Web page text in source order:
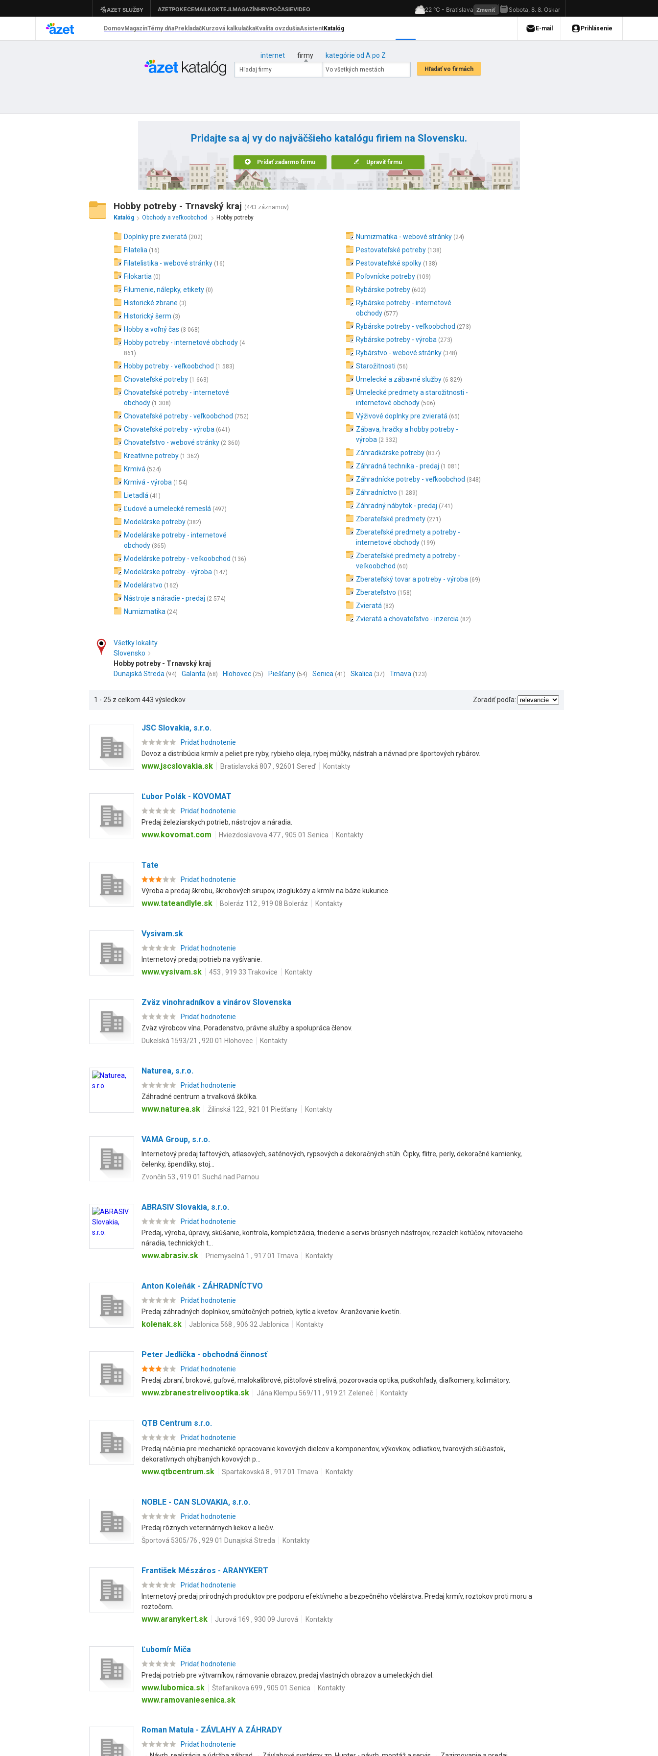
internet firmy kategórie od A po Z
Pridajte sa aj vy do najväčšieho katalógu firiem na Slovensku.
Pridať zadarmo firmu Upraviť firmu
Hobby potreby - Trnavský kraj (443 záznamov)
Katalóg
Obchody a veľkoobchod Hobby potreby
Doplnky pre zvieratá (202)
Filatelia (16)
Filatelistika - webové stránky (16)
Filokartia (0)
Filumenie, nálepky, etikety (0)
Historické zbrane (3)
Historický šerm (3)
Hobby a voľný čas (3 068)
Hobby potreby - internetové obchody (4
861)
Hobby potreby - veľkoobchod (1 583)
Chovateľské potreby (1 663)
Chovateľské potreby - internetové
obchody (1 308)
Chovateľské potreby - veľkoobchod (752)
Chovateľské potreby - výroba (641)
Chovateľstvo - webové stránky (2 360)
Kreatívne potreby (1 362)
Krmivá (524)
Krmivá - výroba (154)
Lietadlá (41)
Ľudové a umelecké remeslá (497)
Modelárske potreby (382)
Modelárske potreby - internetové
obchody (365)
Modelárske potreby - veľkoobchod (136)
Modelárske potreby - výroba (147)
Modelárstvo (162)
Nástroje a náradie - predaj (2 574)
Numizmatika (24)
Numizmatika - webové stránky (24)
Pestovateľské potreby (138)
Pestovateľské spolky (138)
Poľovnícke potreby (109)
Rybárske potreby (602)
Rybárske potreby - internetové
obchody (577)
Rybárske potreby - veľkoobchod (273)
Rybárske potreby - výroba (273)
Rybárstvo - webové stránky (348)
Starožitnosti (56)
Umelecké a zábavné služby (6 829)
Umelecké predmety a starožitnosti -
internetové obchody (506)
Výživové doplnky pre zvieratá (65)
Zábava, hračky a hobby potreby -
výroba (2 332)
Záhradkárske potreby (837)
Záhradná technika - predaj (1 081)
Záhradnícke potreby - veľkoobchod (348)
Záhradníctvo (1 289)
Záhradný nábytok - predaj (741)
Zberateľské predmety (271)
Zberateľské predmety a potreby -
internetové obchody (199)
Zberateľské predmety a potreby -
veľkoobchod (60)
Zberateľský tovar a potreby - výroba (69)
Zberateľstvo (158)
Zvieratá (82)
Zvieratá a chovateľstvo - inzercia (82)
Všetky lokality
Slovensko
Hobby potreby - Trnavský kraj
Dunajská Streda (94) Galanta (68) Hlohovec (25) Piešťany (54) Senica (41) Skalica (37) Trnava (123)
1 - 25 z celkom 443 výsledkov Zoradiť podľa:
JSC Slovakia, s.r.o.
Pridať hodnotenie
Dovoz a distribúcia krmív a peliet pre ryby, rybieho oleja, rybej múčky, nástrah a návnad pre športových rybárov.
www.jscslovakia.sk Bratislavská 807 , 92601 Sereď Kontakty
Ľubor Polák - KOVOMAT
Pridať hodnotenie
Predaj železiarskych potrieb, nástrojov a náradia.
www.kovomat.com Hviezdoslavova 477 , 905 01 Senica Kontakty
Tate
Pridať hodnotenie
Výroba a predaj škrobu, škrobových sirupov, izoglukózy a krmív na báze kukurice.
www.tateandlyle.sk Boleráz 112 , 919 08 Boleráz Kontakty
Vysivam.sk
Pridať hodnotenie
Internetový predaj potrieb na vyšívanie.
www.vysivam.sk 453 , 919 33 Trakovice Kontakty
Zväz vinohradníkov a vinárov Slovenska
Pridať hodnotenie
Zväz výrobcov vína. Poradenstvo, právne služby a spolupráca členov.
Dukelská 1593/21 , 920 01 Hlohovec
Kontakty
Naturea, s.r.o.
Pridať hodnotenie
Záhradné centrum a trvalková škôlka.
www.naturea.sk Žilinská 122 , 921 01 Piešťany Kontakty
VAMA Group, s.r.o.
Internetový predaj taftových, atlasových, saténových, rypsových a dekoračných stúh. Čipky, flitre, perly, dekoračné kamienky,
čelenky, špendlíky, stoj...
Zvončín 53 , 919 01 Suchá nad Parnou
ABRASIV Slovakia, s.r.o.
Pridať hodnotenie
Predaj, výroba, úpravy, skúšanie, kontrola, kompletizácia, triedenie a servis brúsnych nástrojov, rezacích kotúčov, nitovacieho
náradia, technických t...
www.abrasiv.sk Priemyselná 1 , 917 01 Trnava Kontakty
Anton Koleňák - ZÁHRADNÍCTVO
Pridať hodnotenie
Predaj záhradných doplnkov, smútočných potrieb, kytíc a kvetov. Aranžovanie kvetín.
kolenak.sk Jablonica 568 , 906 32 Jablonica Kontakty
Peter Jedlička - obchodná činnosť
Pridať hodnotenie
Predaj zbraní, brokové, guľové, malokalibrové, pištoľové strelivá, pozorovacia optika, puškohľady, diaľkomery, kolimátory.
www.zbranestrelivooptika.sk Jána Klempu 569/11 , 919 21 Zeleneč Kontakty
QTB Centrum s.r.o.
Pridať hodnotenie
Predaj náčinia pre mechanické opracovanie kovových dielcov a komponentov, výkovkov, odliatkov, tvarových súčiastok,
dekoratívnych ohýbaných kovových p...
www.qtbcentrum.sk Spartakovská 8 , 917 01 Trnava Kontakty
NOBLE - CAN SLOVAKIA, s.r.o.
Pridať hodnotenie
Predaj rôznych veterinárnych liekov a liečiv.
Športová 5305/76 , 929 01 Dunajská Streda
Kontakty
František Mészáros - ARANYKERT
Pridať hodnotenie
Internetový predaj prírodných produktov pre podporu efektívneho a bezpečného včelárstva. Predaj krmív, roztokov proti moru a
roztočom.
www.aranykert.sk Jurová 169 , 930 09 Jurová Kontakty
Ľubomír Miča
Pridať hodnotenie
Predaj potrieb pre výtvarníkov, rámovanie obrazov, predaj vlastných obrazov a umeleckých diel.
www.lubomica.sk Štefanikova 699 , 905 01 Senica Kontakty
www.ramovaniesenica.sk
Roman Matula - ZÁVLAHY A ZÁHRADY
Pridať hodnotenie